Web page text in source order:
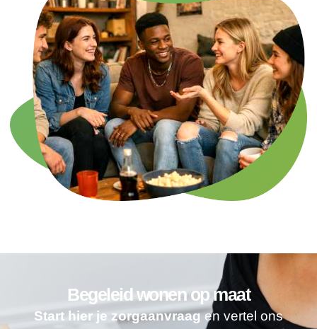
Begeleid wonen op maat
Start hier je zorgaanvraagen vertel ons